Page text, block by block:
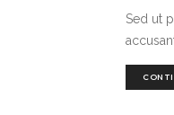
Sed ut